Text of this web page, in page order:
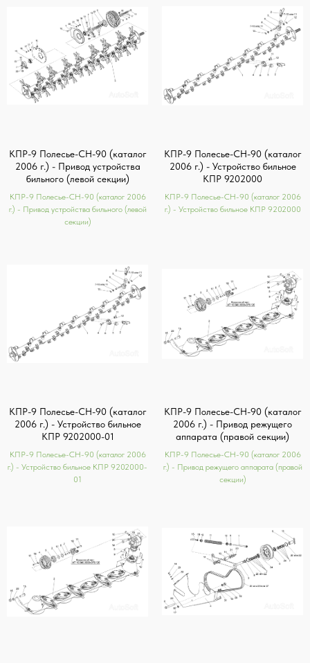
КПР-9 Полесье-СН-90 (каталог
2006 г.) - Привод устройства
бильного (левой секции)
КПР-9 Полесье-СН-90 (каталог 2006
г.) - Привод устройства бильного (левой
секции)
КПР-9 Полесье-СН-90 (каталог
2006 г.) - Устройство бильное
КПР 9202000
КПР-9 Полесье-СН-90 (каталог 2006
г.) - Устройство бильное КПР 9202000
КПР-9 Полесье-СН-90 (каталог
2006 г.) - Устройство бильное
КПР 9202000-01
КПР-9 Полесье-СН-90 (каталог 2006
г.) - Устройство бильное КПР 9202000-
01
КПР-9 Полесье-СН-90 (каталог
2006 г.) - Привод режущего
аппарата (правой секции)
КПР-9 Полесье-СН-90 (каталог 2006
г.) - Привод режущего аппарата (правой
секции)